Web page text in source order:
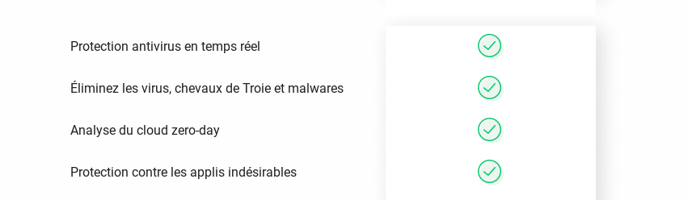
Protection antivirus en temps réel
Éliminez les virus, chevaux de Troie et malwares
Analyse du cloud zero-day
Protection contre les applis indésirables